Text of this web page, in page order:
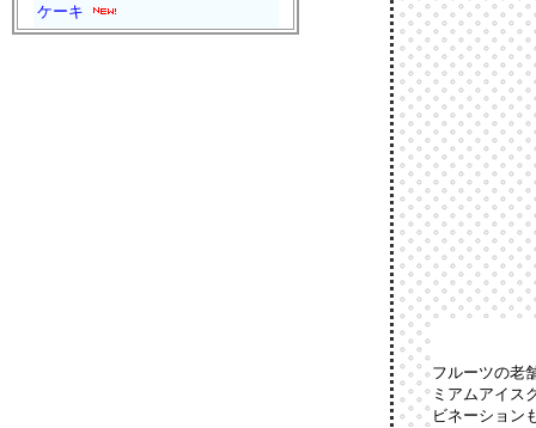
ケーキ
フルーツの老
ミアムアイス
ビネーション